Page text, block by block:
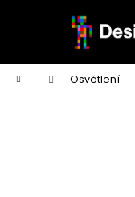
Domů Osvětlení
í
Zpět
do
obchodu
Zpět
do
obchodu